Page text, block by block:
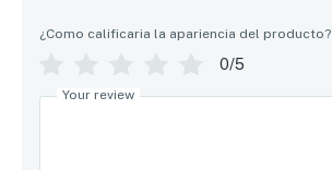
¿Como calificaria la apariencia del producto?
0/5
Your review